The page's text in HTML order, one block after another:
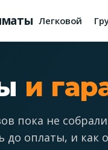
Легковой
и
пока не
оплаты, и как